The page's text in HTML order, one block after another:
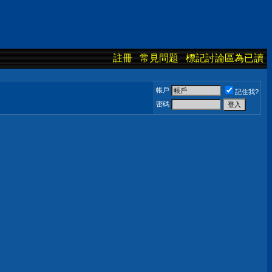
註冊 常見問題 標記討論區為已讀
帳戶
記住我?
密碼